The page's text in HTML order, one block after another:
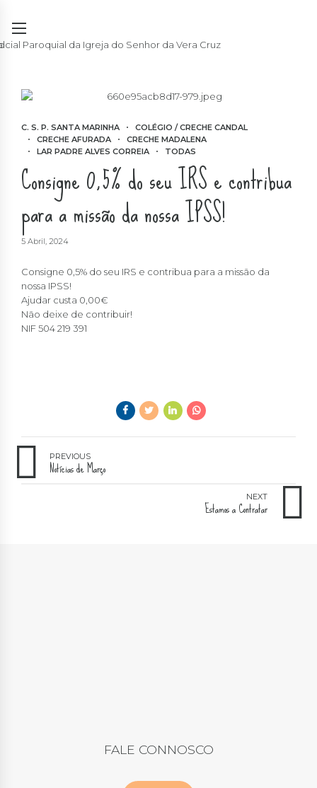
C. S. P. SANTA MARINHA
COLÉGIO / CRECHE CANDAL
CRECHE AFURADA
CRECHE MADALENA
LAR PADRE ALVES CORREIA
TODAS
Consigne 0,5% do seu IRS e contribua
para a missão da nossa IPSS!
5 Abril, 2024
Consigne 0,5% do seu IRS e contribua para a missão da
nossa IPSS!
Ajudar custa 0,00€
Não deixe de contribuir!
NIF 504 219 391
PREVIOUS
Notícias de Março
NEXT
Estamos a Contratar
FALE CONNOSCO